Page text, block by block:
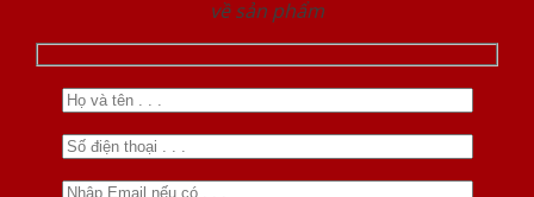
về sản phẩm